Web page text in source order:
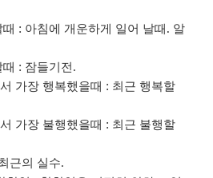
: 아침에 개운하게 일어 날때. 알
: 잠들기전.
가장 행복했을때 : 최근 행복할
가장 불행했을때 : 최근 불행할
근의 실수.